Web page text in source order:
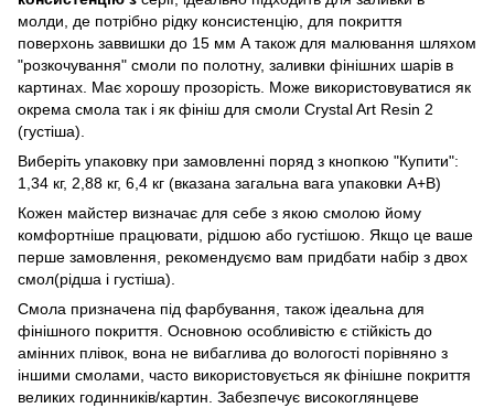
молди, де потрібно рідку консистенцію, для покриття
поверхонь заввишки до 15 мм А також для малювання шляхом
"розкочування" смоли по полотну, заливки фінішних шарів в
картинах. Має хорошу прозорість. Може використовуватися як
окрема смола так і як фініш для смоли Crystal Art Resin 2
(густіша).
Виберіть упаковку при замовленні поряд з кнопкою "Купити":
1,34 кг, 2,88 кг, 6,4 кг (вказана загальна вага упаковки А+В)
Кожен майстер визначає для себе з якою смолою йому
комфортніше працювати, рідшою або густішою. Якщо це ваше
перше замовлення, рекомендуємо вам придбати набір з двох
смол(рідша і густіша).
Смола призначена під фарбування, також ідеальна для
фінішного покриття. Основною особливістю є стійкість до
амінних плівок, вона не вибаглива до вологості порівняно з
іншими смолами, часто використовується як фінішне покриття
великих годинників/картин. Забезпечує високоглянцеве